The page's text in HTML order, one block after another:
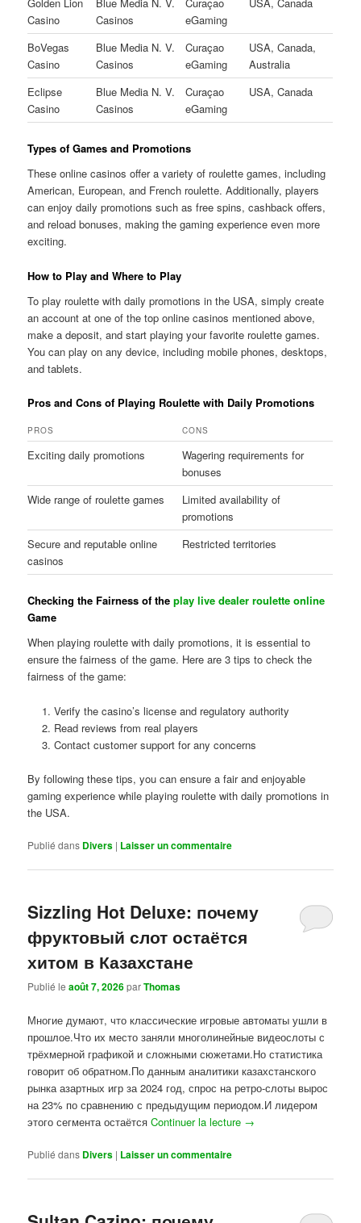
Casino
Casinos
eGaming
BoVegas
Casino
Blue Media N. V.
Casinos
Curaçao
eGaming
USA, Canada,
Australia
Eclipse
Casino
Blue Media N. V.
Casinos
Curaçao
eGaming
USA, Canada
Types of Games and Promotions
These online casinos offer a variety of roulette games, including
American, European, and French roulette. Additionally, players
can enjoy daily promotions such as free spins, cashback offers,
and reload bonuses, making the gaming experience even more
exciting.
How to Play and Where to Play
To play roulette with daily promotions in the USA, simply create
an account at one of the top online casinos mentioned above,
make a deposit, and start playing your favorite roulette games.
You can play on any device, including mobile phones, desktops,
and tablets.
Pros and Cons of Playing Roulette with Daily Promotions
PROS CONS
Exciting daily promotions
Wagering requirements for
bonuses
Wide range of roulette games
Limited availability of
promotions
Secure and reputable online
casinos
Restricted territories
Checking the Fairness of theplay live dealer roulette online
Game
When playing roulette with daily promotions, it is essential to
ensure the fairness of the game. Here are 3 tips to check the
fairness of the game:
Verify the casino’s license and regulatory authority
Read reviews from real players
Contact customer support for any concerns
By following these tips, you can ensure a fair and enjoyable
gaming experience while playing roulette with daily promotions in
the USA.
Publié dans Divers | Laisser un commentaire
Sizzling Hot Deluxe: почему
фруктовый слот остаётся
хитом в Казахстане
Publié leaoût 7, 2026parThomas
Многие думают, что классические игровые автоматы ушли в
прошлое.Что их место заняли многолинейные видеослоты с
трёхмерной графикой и сложными сюжетами.Но статистика
говорит об обратном.По данным аналитики казахстанского
рынка азартных игр за 2024 год, спрос на ретро-слоты вырос
на 23% по сравнению с предыдущим периодом.И лидером
этого сегмента остаётсяContinuer la lecture →
Publié dans Divers | Laisser un commentaire